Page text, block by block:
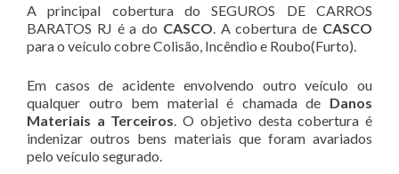
A principal cobertura do SEGUROS DE CARROS
BARATOS RJ é a do CASCO . A cobertura de CASCO
para o veículo cobre Colisão, Incêndio e Roubo(Furto).
Em casos de acidente envolvendo outro veículo ou
qualquer outro bem material é chamada de Danos
Materiais a Terceiros . O objetivo desta cobertura é
indenizar outros bens materiais que foram avariados
pelo veículo segurado.